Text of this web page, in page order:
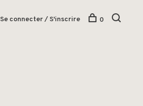
Se connecter / S'inscrire 0